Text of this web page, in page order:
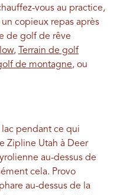
vous au practice,
copieux repas après
de golf de rêve
,
Terrain de golf
de montagne, ou
pendant ce qui
Zipline Utah à Deer
au-dessus de
cela. Provo
au-dessus de la